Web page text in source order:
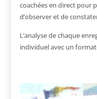
coachées en direct pour
d’observer et de
L’analyse de chaque
individuel avec un